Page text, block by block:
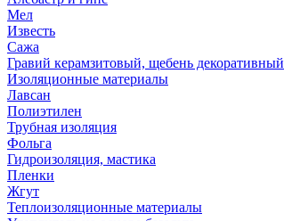
Мел
Известь
Сажа
Гравий керамзитовый, щебень декоративный
Изоляционные материалы
Лавсан
Полиэтилен
Трубная изоляция
Фольга
Гидроизоляция, мастика
Пленки
Жгут
Теплоизоляционные материалы